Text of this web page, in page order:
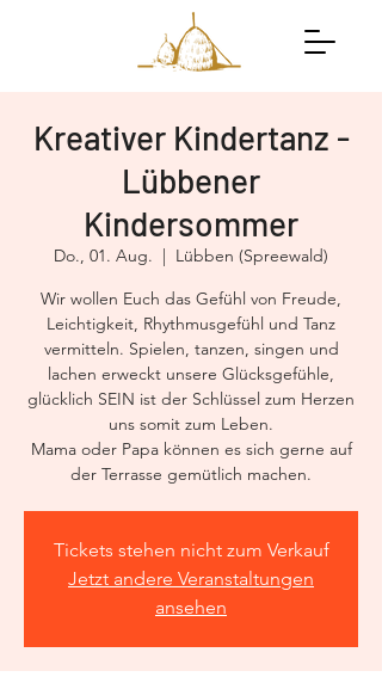
Kreativer Kindertanz -
Lübbener
Kindersommer
Do., 01. Aug.
  |
Lübben (Spreewald)
Wir wollen Euch das Gefühl von Freude,
Leichtigkeit, Rhythmusgefühl und Tanz
vermitteln. Spielen, tanzen, singen und
lachen erweckt unsere Glücksgefühle,
glücklich SEIN ist der Schlüssel zum Herzen
uns somit zum Leben.
Mama oder Papa können es sich gerne auf
der Terrasse gemütlich machen.
Tickets stehen nicht zum Verkauf
Jetzt andere Veranstaltungen
ansehen